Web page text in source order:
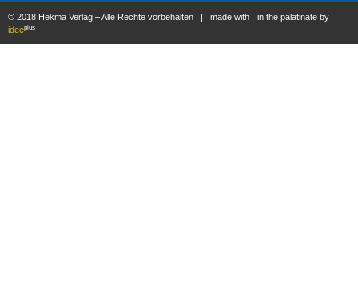
© 2018 Hekma Verlag – Alle Rechte vorbehalten | made with
in the palatinate by
ideeplus